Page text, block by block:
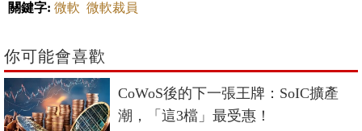
關鍵字: 微軟 微軟裁員
你可能會喜歡
CoWoS後的下一張王牌：SoIC擴產
潮，「這3檔」最受惠！